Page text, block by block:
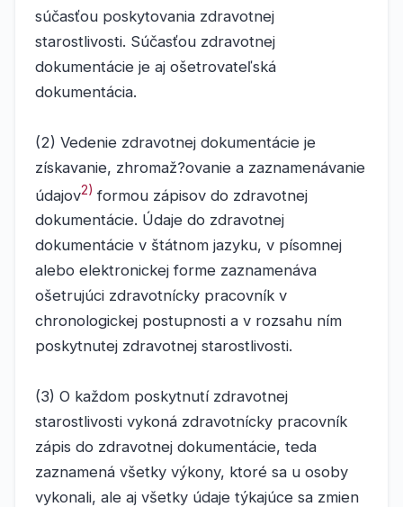
súčasťou poskytovania zdravotnej
starostlivosti. Súčasťou zdravotnej
dokumentácie je aj ošetrovateľská
dokumentácia.
(2) Vedenie zdravotnej dokumentácie je
získavanie, zhromaž?ovanie a zaznamenávanie
údajov2) formou zápisov do zdravotnej
dokumentácie. Údaje do zdravotnej
dokumentácie v štátnom jazyku, v písomnej
alebo elektronickej forme zaznamenáva
ošetrujúci zdravotnícky pracovník v
chronologickej postupnosti a v rozsahu ním
poskytnutej zdravotnej starostlivosti.
(3) O každom poskytnutí zdravotnej
starostlivosti vykoná zdravotnícky pracovník
zápis do zdravotnej dokumentácie, teda
zaznamená všetky výkony, ktoré sa u osoby
vykonali, ale aj všetky údaje týkajúce sa zmien